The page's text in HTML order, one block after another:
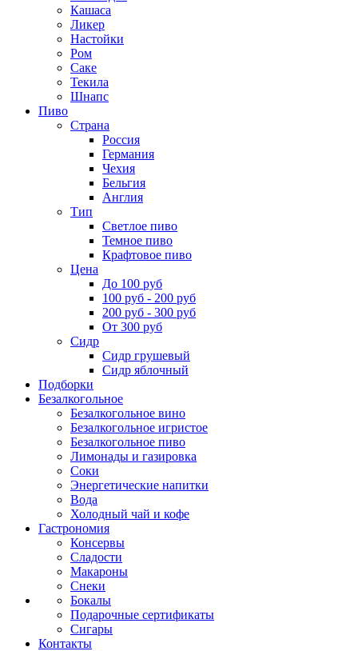
Кашаса
Ликер
Настойки
Ром
Саке
Текила
Шнапс
Пиво
Страна
Россия
Германия
Чехия
Бельгия
Англия
Тип
Светлое пиво
Темное пиво
Крафтовое пиво
Цена
До 100 руб
100 руб - 200 руб
200 руб - 300 руб
От 300 руб
Сидр
Сидр грушевый
Сидр яблочный
Подборки
Безалкогольное
Безалкогольное вино
Безалкогольное игристое
Безалкогольное пиво
Лимонады и газировка
Соки
Энергетические напитки
Вода
Холодный чай и кофе
Гастрономия
Консервы
Сладости
Макароны
Снеки
Бокалы
Подарочные сертификаты
Сигары
Контакты